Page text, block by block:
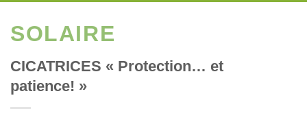
SOLAIRE
CICATRICES « Protection… et
patience! »